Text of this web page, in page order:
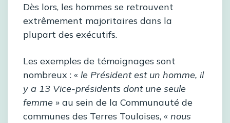
Dès lors, les hommes se retrouvent
extrêmement majoritaires dans la
plupart des exécutifs.
Les exemples de témoignages sont
nombreux : « le Président est un homme, il
y a 13 Vice-présidents dont une seule
femme » au sein de la Communauté de
communes des Terres Touloises, « nous